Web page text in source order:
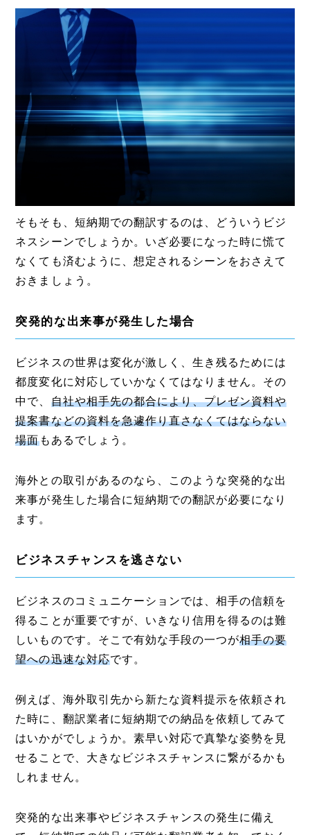
そもそも、短納期での翻訳するのは、どういうビジ
ネスシーンでしょうか。いざ必要になった時に慌て
なくても済むように、想定されるシーンをおさえて
おきましょう。
突発的な出来事が発生した場合
ビジネスの世界は変化が激しく、生き残るためには
都度変化に対応していかなくてはなりません。その
中で、 自社や相手先の都合により、プレゼン資料や
提案書などの資料を急遽作り直さなくてはならない
場面もあるでしょう。
海外との取引があるのなら、このような突発的な出
来事が発生した場合に短納期での翻訳が必要になり
ます。
ビジネスチャンスを逃さない
ビジネスのコミュニケーションでは、相手の信頼を
得ることが重要ですが、いきなり信用を得るのは難
しいものです。そこで有効な手段の一つが相手の要
望への迅速な対応です。
例えば、海外取引先から新たな資料提示を依頼され
た時に、翻訳業者に短納期での納品を依頼してみて
はいかがでしょうか。素早い対応で真摯な姿勢を見
せることで、大きなビジネスチャンスに繋がるかも
しれません。
突発的な出来事やビジネスチャンスの発生に備え